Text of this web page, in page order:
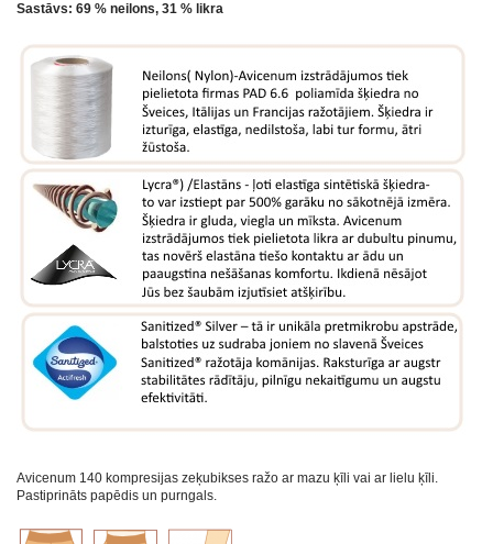
Sastāvs: 69 % neilons, 31 % likra
Avicenum 140 kompresijas zeķubikses ražo ar mazu ķīli vai ar lielu ķīli.
Pastiprināts papēdis un purngals.